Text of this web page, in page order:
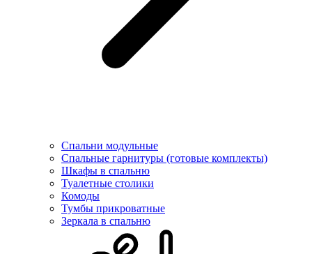
Спальни модульные
Спальные гарнитуры (готовые комплекты)
Шкафы в спальню
Туалетные столики
Комоды
Тумбы прикроватные
Зеркала в спальню